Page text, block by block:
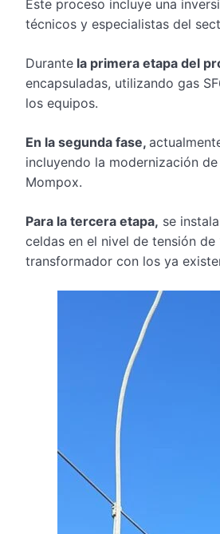
Este proceso incluye una
técnicos y especialistas del
Durante la primera etapa del
encapsuladas, utilizando gas
los equipos.
En la segunda fase,
incluyendo la modernización
Mompox.
Para la tercera etapa, se
celdas en el nivel de tensión
transformador con los ya